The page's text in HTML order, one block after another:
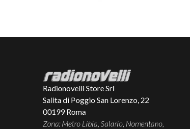
Radionovelli Store Srl
Salita di Poggio San Lorenzo, 22
00199 Roma
Zona: Metro Libia, Salario, Nomentano,